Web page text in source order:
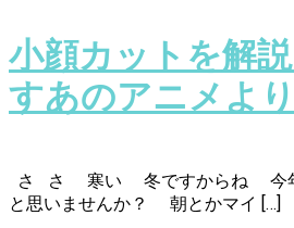
小顔カットを解
すあのアニメより
さ さ 寒い 冬ですからね 今年
と思いませんか？ 朝とかマイ […]